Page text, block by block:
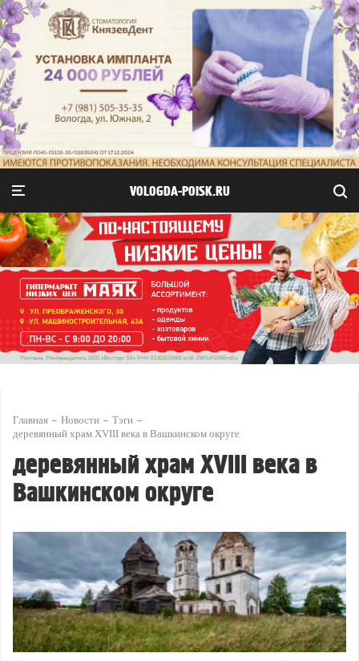
VOLOGDA-POISK.RU
Главная Новости
Тэги
деревянный храм XVIII века в Вашкинском округе
деревянный храм XVIII века в
Вашкинском округе